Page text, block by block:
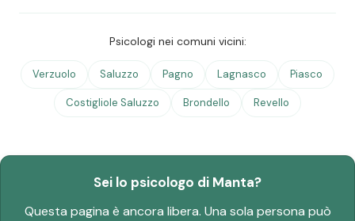
Psicologi nei comuni vicini:
Verzuolo Saluzzo Pagno Lagnasco Piasco
Costigliole Saluzzo Brondello Revello
Sei lo psicologo di Manta?
Questa pagina è ancora libera. Una sola persona può